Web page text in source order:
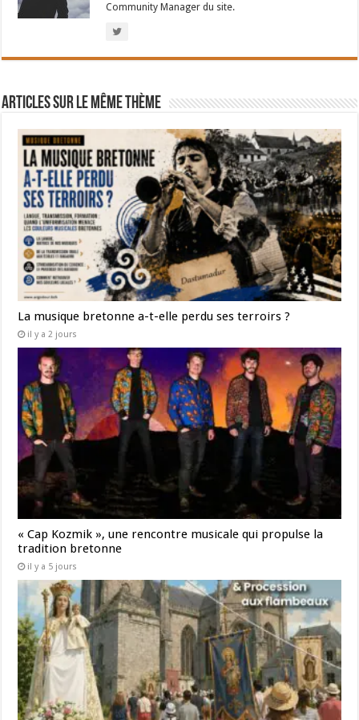
Community Manager du site.
Articles sur le même thème
La musique bretonne a-t-elle perdu ses terroirs ?
il y a 2 jours
« Cap Kozmik », une rencontre musicale qui propulse la
tradition bretonne
il y a 5 jours